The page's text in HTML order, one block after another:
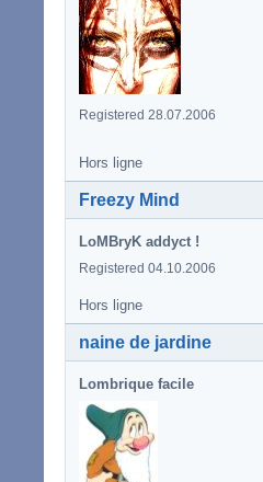
Registered 28.07.2006
Hors ligne
Freezy Mind
LoMBryK addyct !
Registered 04.10.2006
Hors ligne
naine de jardine
Lombrique facile